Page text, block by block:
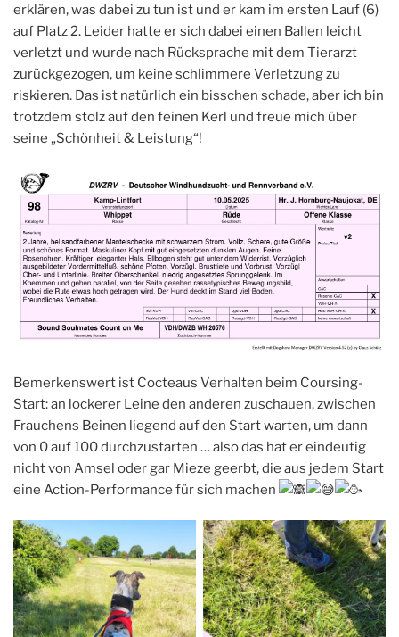
erklären, was dabei zu tun ist und er kam im ersten Lauf (6)
auf Platz 2. Leider hatte er sich dabei einen Ballen leicht
verletzt und wurde nach Rücksprache mit dem Tierarzt
zurückgezogen, um keine schlimmere Verletzung zu
riskieren. Das ist natürlich ein bisschen schade, aber ich bin
trotzdem stolz auf den feinen Kerl und freue mich über
seine „Schönheit & Leistung“!
Bemerkenswert ist Cocteaus Verhalten beim Coursing-
Start: an lockerer Leine den anderen zuschauen, zwischen
Frauchens Beinen liegend auf den Start warten, um dann
von 0 auf 100 durchzustarten … also das hat er eindeutig
nicht von Amsel oder gar Mieze geerbt, die aus jedem Start
eine Action-Performance für sich machen